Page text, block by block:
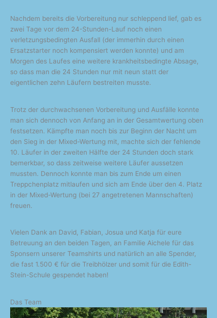
Nachdem bereits die Vorbereitung nur schleppend lief, gab es
zwei Tage vor dem 24-Stunden-Lauf noch einen
verletzungsbedingten Ausfall (der immerhin durch einen
Ersatzstarter noch kompensiert werden konnte) und am
Morgen des Laufes eine weitere krankheitsbedingte Absage,
so dass man die 24 Stunden nur mit neun statt der
eigentlichen zehn Läufern bestreiten musste.
Trotz der durchwachsenen Vorbereitung und Ausfälle konnte
man sich dennoch von Anfang an in der Gesamtwertung oben
festsetzen. Kämpfte man noch bis zur Beginn der Nacht um
den Sieg in der Mixed-Wertung mit, machte sich der fehlende
10. Läufer in der zweiten Hälfte der 24 Stunden doch stark
bemerkbar, so dass zeitweise weitere Läufer aussetzen
mussten. Dennoch konnte man bis zum Ende um einen
Treppchenplatz mitlaufen und sich am Ende über den 4. Platz
in der Mixed-Wertung (bei 27 angetretenen Mannschaften)
freuen.
Vielen Dank an David, Fabian, Josua und Katja für eure
Betreuung an den beiden Tagen, an Familie Aichele für das
Sponsern unserer Teamshirts und natürlich an alle Spender,
die fast 1.500 € für die Treibhölzer und somit für die Edith-
Stein-Schule gespendet haben!
Das Team